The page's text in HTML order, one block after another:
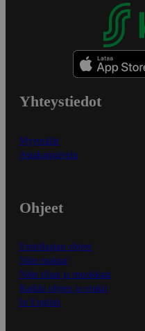
Yhteystiedot
Myymälät
Asiakaspalvelu
Ohjeet
Ensitilaajan ohjeet
Näin maksat
Näin tilaat ja muokkaat
Kaikki ohjeet ja vinkit
In English